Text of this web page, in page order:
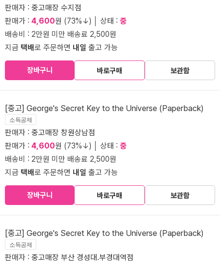
판매자 : 중고매장 수지점
판매가 : 4,600원 (73%↓) │ 상태 : 중
배송비 : 2만원 미만 배송료 2,500원
지금 택배로 주문하면 내일 출고 가능
장바구니 바로구매 보관함
[중고] George's Secret Key to the Universe (Paperback)
소득공제
판매자 : 중고매장 창원상남점
판매가 : 4,600원 (73%↓) │ 상태 : 중
배송비 : 2만원 미만 배송료 2,500원
지금 택배로 주문하면 내일 출고 가능
장바구니 바로구매 보관함
[중고] George's Secret Key to the Universe (Paperback)
소득공제
판매자 : 중고매장 부산 경성대.부경대역점